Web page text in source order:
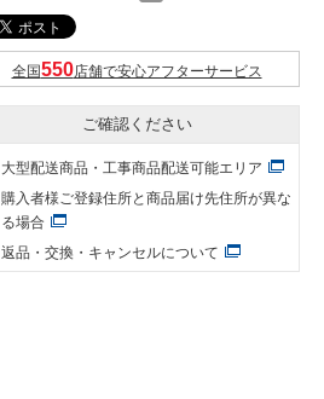
全国 店舗で安心アフターサービス
ご確認ください
大型配送商品・工事商品配送可能エリア
購入者様ご登録住所と商品届け先住所が異な
る場合
返品・交換・キャンセルについて